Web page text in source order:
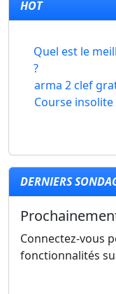
HOT
Quel est le
?
arma 2 clef
Course
DERNIERS
Connectez-vous
fonctionnalités